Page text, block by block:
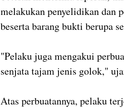
melakukan penyelidikan dan
beserta barang bukti berupa
"Pelaku juga mengakui
senjata tajam jenis golok,"
Atas perbuatannya, pelaku